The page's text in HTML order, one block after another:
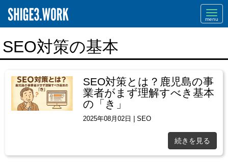
SEO対策の基本
SEO対策とは？鹿児島の事
業者がまず理解すべき基本
の「き」
2025年08月02日 |SEO
続きを見る